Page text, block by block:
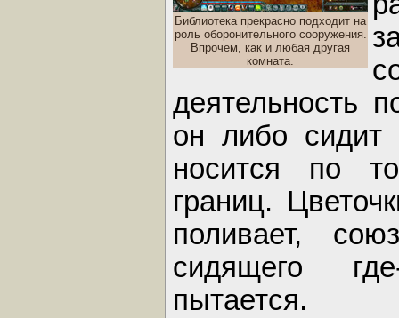
Библиотека прекрасно подходит на
роль оборонительного сооружения.
Впрочем, как и любая другая
комната.
деятельность
он либо сидит
носится по
границ.
поливает,
сидящего
пытается.